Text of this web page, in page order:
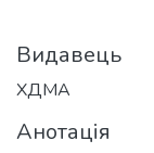
Видавець
ХДМА
Анотація